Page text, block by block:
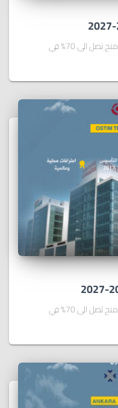
سجل الأن بأفضل الأقساط وأحصل على منح تصل الى 70% في
سجل الأن بأفضل الأقساط وأحصل على منح تصل الى 70% في